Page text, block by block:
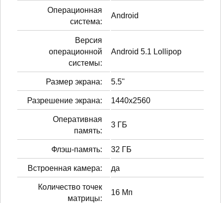
Операционная
система:
Android
Версия
операционной
системы:
Android 5.1 Lollipop
Размер экрана: 5.5"
Разрешение экрана: 1440x2560
Оперативная
память:
3 ГБ
Флэш-память: 32 ГБ
Встроенная камера: да
Количество точек
матрицы:
16 Мп